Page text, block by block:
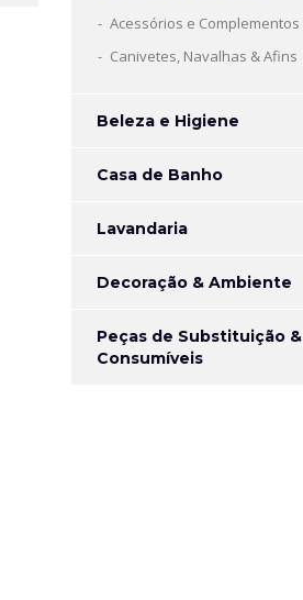
Acessórios e Complementos
Canivetes, Navalhas & Afins
Beleza e Higiene
Casa de Banho
Lavandaria
Decoração & Ambiente
Peças de Substituição &
Consumíveis